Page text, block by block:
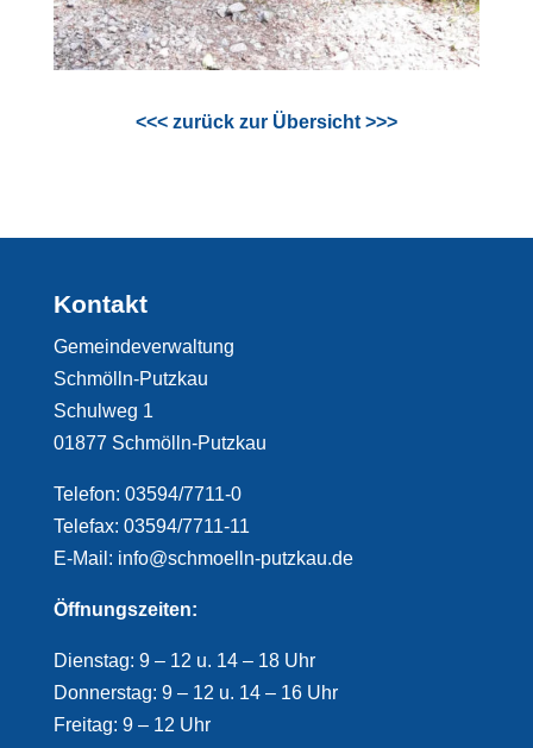
<<< zurück zur Übersicht >>>
Kontakt
Gemeindeverwaltung
Schmölln-Putzkau
Schulweg 1
01877 Schmölln-Putzkau
Telefon: 03594/7711-0
Telefax: 03594/7711-11
E-Mail: info@schmoelln-putzkau.de
Öffnungszeiten:
Dienstag: 9 – 12 u. 14 – 18 Uhr
Donnerstag: 9 – 12 u. 14 – 16 Uhr
Freitag: 9 – 12 Uhr